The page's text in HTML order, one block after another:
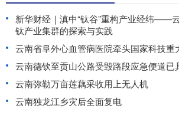
新华财经｜滇中“钛谷”重构产业经纬——
钛产业集群的探索与实践
云南省阜外心血管病医院牵头国家科技重
云南德钦至贡山公路受毁路段应急便道已
云南弥勒万亩莲藕采收用上无人机
云南独龙江乡灾后全面复电